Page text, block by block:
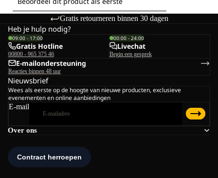
Gratis retourneren binnen 30 dagen
Over ons
Heb je hulp nodig?
09:00 - 17:00
Gratis Hotline
00800 - 965 375 46
00:00 - 24:00
Livechat
Begin een gesprek
E-mailondersteuning
Reacties binnen 48 uur
Nieuwsbrief
Wees als eerste op de hoogte van nieuwe producten, exclusieve
evenementen en online aanbiedingen
E-mail